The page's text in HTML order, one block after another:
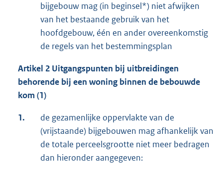
bijgebouw mag (in beginsel*) niet afwijken
van het bestaande gebruik van het
hoofdgebouw, één en ander overeenkomstig
de regels van het bestemmingsplan
Artikel 2 Uitgangspunten bij uitbreidingen
behorende bij een woning binnen de bebouwde
kom (1)
1.
de gezamenlijke oppervlakte van de
(vrijstaande) bijgebouwen mag afhankelijk van
de totale perceelsgrootte niet meer bedragen
dan hieronder aangegeven: